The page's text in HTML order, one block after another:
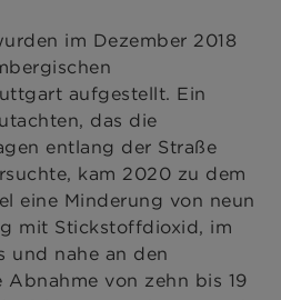
im Dezember 2018
aufgestellt. Ein
das die
entlang der Straße
kam 2020 zu dem
eine Minderung von neun
mit Stickstoffdioxid, im
und nahe an den
Abnahme von zehn bis 19